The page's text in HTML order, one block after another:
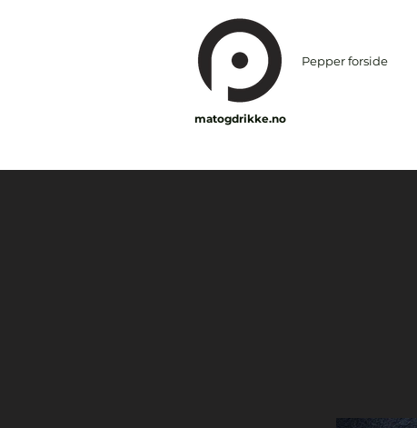
Pepper forside
matogdrikke.no